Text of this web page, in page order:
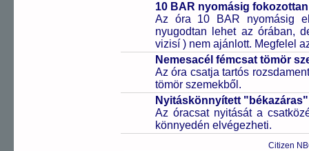
10 BAR nyomásig
Az óra 10 BAR nyomásig
nyugodtan lehet az órában,
vizisí ) nem ajánlott. Megfelel
Nemesacél fémcsat tömör
Az óra csatja tartós
tömör szemekből.
Nyitáskönnyített
Az óracsat nyitását a
könnyedén elvégezheti.
Citizen